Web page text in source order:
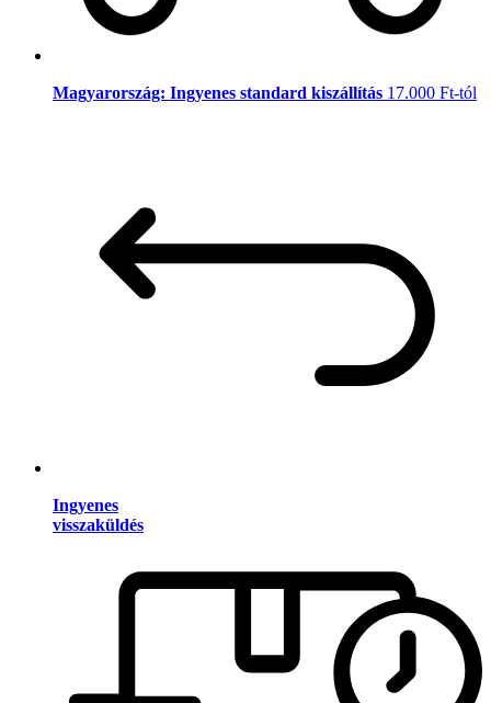
Magyarország: Ingyenes standard kiszállítás 17.000 Ft-tól
Ingyenes
visszaküldés